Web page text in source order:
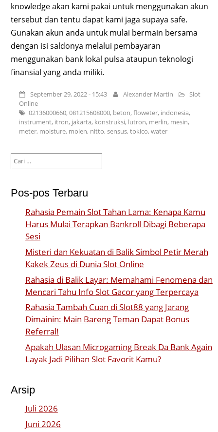
knowledge akan kami pakai untuk menggunakan akun
tersebut dan tentu dapat kami jaga supaya safe.
Gunakan akun anda untuk mulai bermain bersama
dengan isi saldonya melalui pembayaran
menggunakan bank lokal pulsa ataupun teknologi
finansial yang anda miliki.
September 29, 2022 - 15:43 Alexander Martin
Slot
Online
02136000660, 081215608000, beton, floweter, indonesia,
instrument, itron, jakarta, konstruksi, lutron, merlin, mesin,
meter, moisture, molen, nitto,sensus,tokico,water
untuk:
Pos-pos Terbaru
Rahasia Pemain Slot Tahan Lama: Kenapa Kamu
Harus Mulai Terapkan Bankroll Dibagi Beberapa
Sesi
Misteri dan Kekuatan di Balik Simbol Petir Merah
Kakek Zeus di Dunia Slot Online
Rahasia di Balik Layar: Memahami Fenomena dan
Mencari Tahu Info Slot Gacor yang Terpercaya
Rahasia Tambah Cuan di Slot88 yang Jarang
Dimainin: Main Bareng Teman Dapat Bonus
Referral!
Apakah Ulasan Microgaming Break Da Bank Again
Layak Jadi Pilihan Slot Favorit Kamu?
Arsip
Juli 2026
Juni 2026